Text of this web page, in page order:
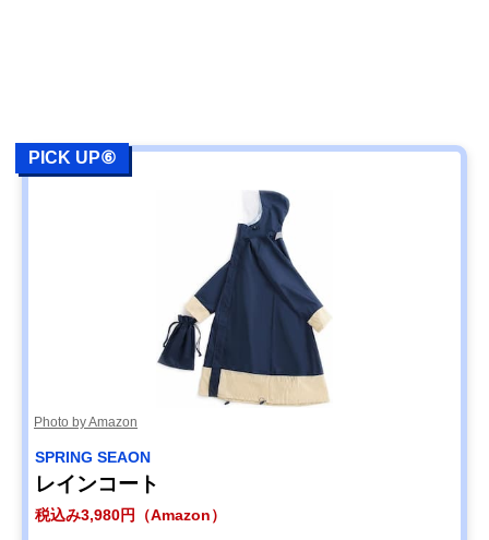
PICK UP⑥
Photo by Amazon
SPRING SEAON
レインコート
税込み3,980円（Amazon）